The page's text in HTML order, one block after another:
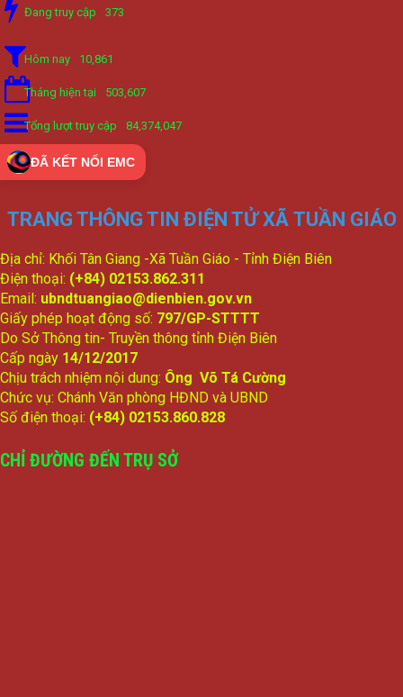
Đang truy cập 373
Hôm nay 10,861
Tháng hiện tại 503,607
Tổng lượt truy cập 84,374,047
ĐÃ KẾT NỐI EMC
TRANG THÔNG TIN ĐIỆN TỬ XÃ TUẦN GIÁO
Địa chỉ: Khối Tân Giang -Xã Tuần Giáo - Tỉnh Điện Biên
Điện thoại: (+84) 02153.862.311
Email: ubndtuangiao@dienbien.gov.vn
Giấy phép hoạt động số: 797/GP-STTTT
Do Sở Thông tin- Truyền thông tỉnh Điện Biên
Cấp ngày 14/12/2017
Chịu trách nhiệm nội dung: Ông Võ Tá Cường
Chức vụ: Chánh Văn phòng HĐND và UBND
Số điện thoại: (+84) 02153.860.828
CHỈ ĐƯỜNG ĐẾN TRỤ SỞ